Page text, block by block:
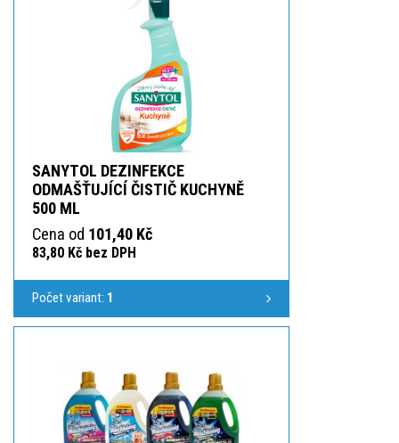
SANYTOL DEZINFEKCE
ODMAŠŤUJÍCÍ ČISTIČ KUCHYNĚ
500 ML
Cena od 101,40 Kč
83,80 Kč bez DPH
Počet variant: 1